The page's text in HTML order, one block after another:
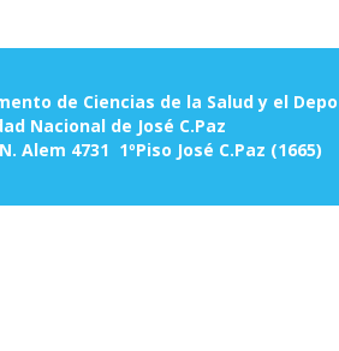
de Ciencias de la Salud y el
Nacional de José C.Paz
Alem 4731 1ºPiso José C.Paz (1665)